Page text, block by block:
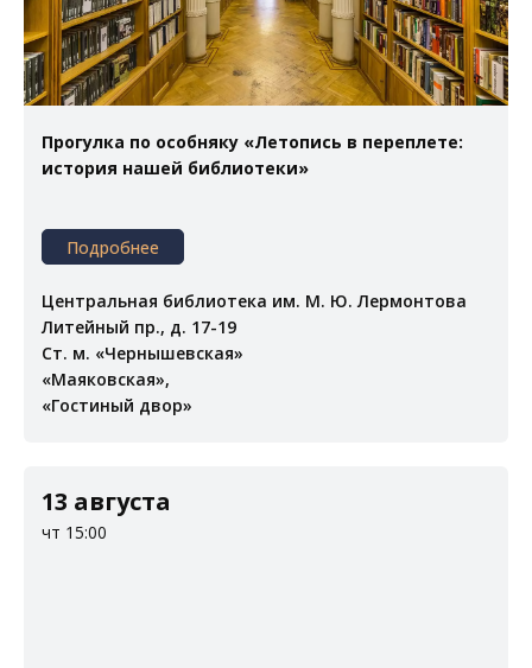
Прогулка по особняку «Летопись в переплете:
история нашей библиотеки»
Подробнее
Центральная библиотека им. М. Ю. Лермонтова
Литейный пр., д. 17-19
Ст. м. «Чернышевская»
«Маяковская»,
«Гостиный двор»
13 августа
чт 15:00